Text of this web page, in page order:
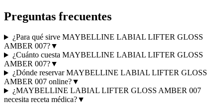
Preguntas frecuentes
¿Para qué sirve MAYBELLINE LABIAL LIFTER GLOSS
AMBER 007?▼
¿Cuánto cuesta MAYBELLINE LABIAL LIFTER GLOSS
AMBER 007?▼
¿Dónde reservar MAYBELLINE LABIAL LIFTER GLOSS
AMBER 007 online?▼
¿MAYBELLINE LABIAL LIFTER GLOSS AMBER 007
necesita receta médica?▼